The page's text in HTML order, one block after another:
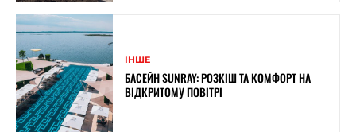
ІНШЕ
БАСЕЙН SUNRAY: РОЗКІШ ТА КОМФОРТ НА
ВІДКРИТОМУ ПОВІТРІ